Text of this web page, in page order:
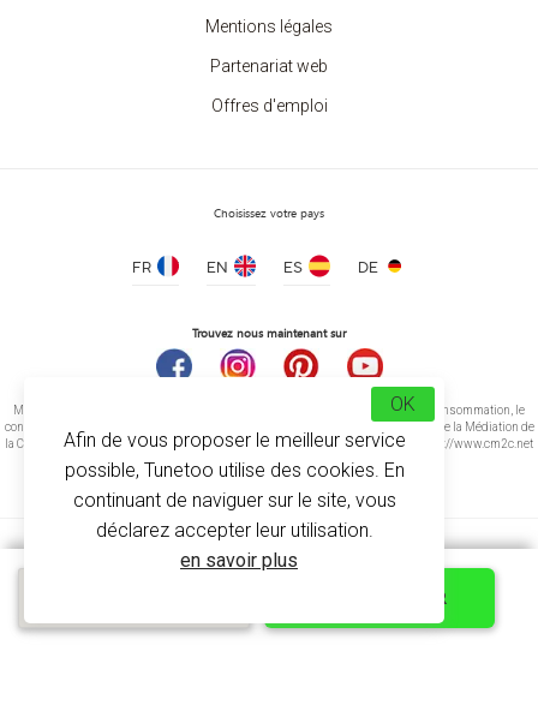
PERSONNALISER
Mentions légales
Partenariat web
Offres d'emploi
Choisissez votre pays
FR EN ES DE
Trouvez nous maintenant sur
Médiation de la consommation Conformément à l’article L.616-1 du Code de la consommation, le
consommateur peut recourir gratuitement au médiateur suivant : CM2C – Centre de la Médiation de
la Consommation de Conciliateurs de Justice 14 rue Saint Jean 75017 Paris https://www.cm2c.net
cm2c@cm2c.net
© Copyright 2026-Tunetoo
Afin de vous proposer le meilleur service
possible, Tunetoo utilise des cookies. En
continuant de naviguer sur le site, vous
déclarez accepter leur utilisation.
en savoir plus
OK